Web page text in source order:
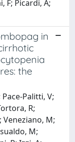
F; Picardi, A;
in
the
Palitti, V;
R;
Veneziano, M;
M;